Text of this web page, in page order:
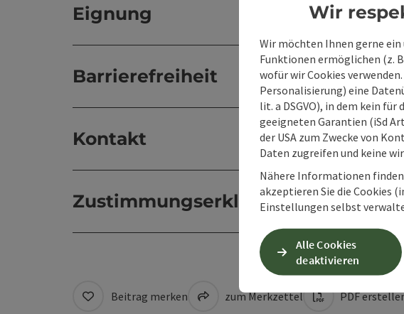
Eignung
Barrierefreiheit
Kontakt
Zustimmungserklärung
Beitrag merken zum Merkzettel PDF
Wir
Wir möchten Ihnen gerne
Funktionen ermöglichen (z.
wofür wir Cookies
Personalisierung) eine
lit. a DSGVO), in dem kein für
geeigneten Garantien (iSd
der USA zum Zwecke von
Daten zugreifen und keine
Nähere Informationen
akzeptieren Sie die Cookies
Einstellungen selbst
Alle Cookies
deaktivieren